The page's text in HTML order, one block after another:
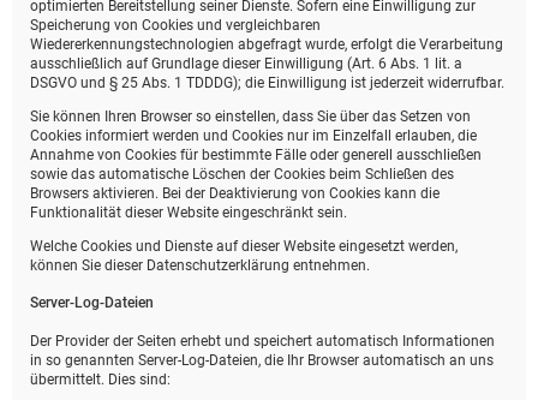
optimierten Bereitstellung seiner Dienste. Sofern eine Einwilligung zur
Speicherung von Cookies und vergleichbaren
Wiedererkennungstechnologien abgefragt wurde, erfolgt die Verarbeitung
ausschließlich auf Grundlage dieser Einwilligung (Art. 6 Abs. 1 lit. a
DSGVO und § 25 Abs. 1 TDDDG); die Einwilligung ist jederzeit widerrufbar.
Sie können Ihren Browser so einstellen, dass Sie über das Setzen von
Cookies informiert werden und Cookies nur im Einzelfall erlauben, die
Annahme von Cookies für bestimmte Fälle oder generell ausschließen
sowie das automatische Löschen der Cookies beim Schließen des
Browsers aktivieren. Bei der Deaktivierung von Cookies kann die
Funktionalität dieser Website eingeschränkt sein.
Welche Cookies und Dienste auf dieser Website eingesetzt werden,
können Sie dieser Datenschutzerklärung entnehmen.
Server-Log-Dateien
Der Provider der Seiten erhebt und speichert automatisch Informationen
in so genannten Server-Log-Dateien, die Ihr Browser automatisch an uns
übermittelt. Dies sind: